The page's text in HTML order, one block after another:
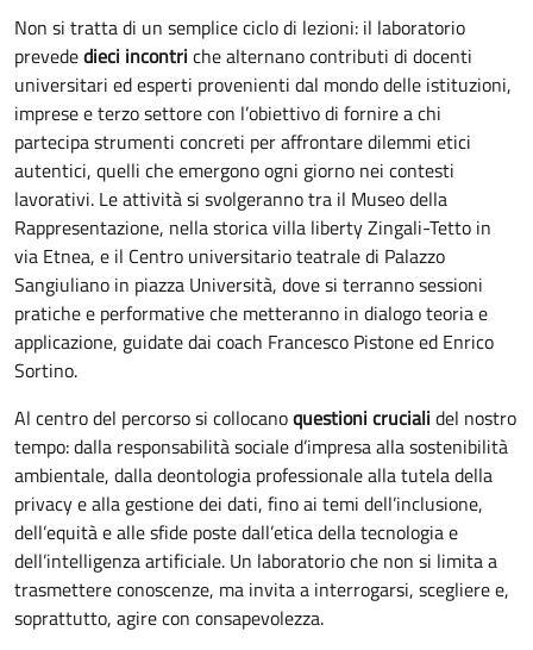
Non si tratta di un semplice ciclo di lezioni: il laboratorio
prevededieci incontri che alternano contributi di docenti
universitari ed esperti provenienti dal mondo delle istituzioni,
imprese e terzo settore con l’obiettivo di fornire a chi
partecipa strumenti concreti per affrontare dilemmi etici
autentici, quelli che emergono ogni giorno nei contesti
lavorativi. Le attività si svolgeranno tra il Museo della
Rappresentazione, nella storica villa liberty Zingali-Tetto in
via Etnea, e il Centro universitario teatrale di Palazzo
Sangiuliano in piazza Università, dove si terranno sessioni
pratiche e performative che metteranno in dialogo teoria e
applicazione, guidate dai coach Francesco Pistone ed Enrico
Sortino.
Al centro del percorso si collocanoquestioni cruciali del nostro
tempo: dalla responsabilità sociale d’impresa alla sostenibilità
ambientale, dalla deontologia professionale alla tutela della
privacy e alla gestione dei dati, fino ai temi dell’inclusione,
dell’equità e alle sfide poste dall’etica della tecnologia e
dell’intelligenza artificiale. Un laboratorio che non si limita a
trasmettere conoscenze, ma invita a interrogarsi, scegliere e,
soprattutto, agire con consapevolezza.